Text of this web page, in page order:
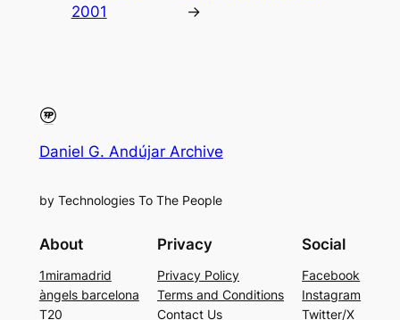
2001
→
Daniel G. Andújar Archive
by Technologies To The People
About
1miramadrid
àngels barcelona
T20
Privacy
Privacy Policy
Terms and Conditions
Contact Us
Social
Facebook
Instagram
Twitter/X